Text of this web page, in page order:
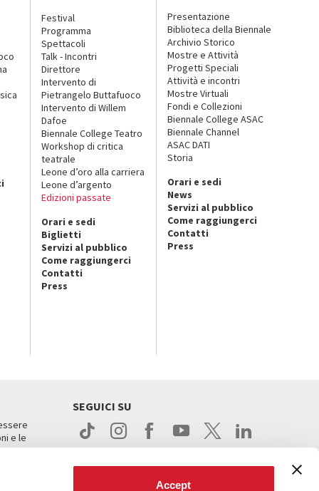
Accept
Festival
Programma
Spettacoli
Talk - Incontri
Direttore
Intervento di
Pietrangelo Buttafuoco
Intervento di Willem
Dafoe
Biennale College Teatro
Workshop di critica
teatrale
Leone d’oro alla carriera
Leone d’argento
Edizioni passate
Orari e sedi
Biglietti
Servizi al pubblico
Come raggiungerci
Contatti
Press
Presentazione
Biblioteca della Biennale
Archivio Storico
Mostre e Attività
Progetti Speciali
Attività e incontri
Mostre Virtuali
Fondi e Collezioni
Biennale College ASAC
Biennale Channel
ASAC DATI
Storia
Orari e sedi
News
Servizi al pubblico
Come raggiungerci
Contatti
Press
e le
SEGUICI SU